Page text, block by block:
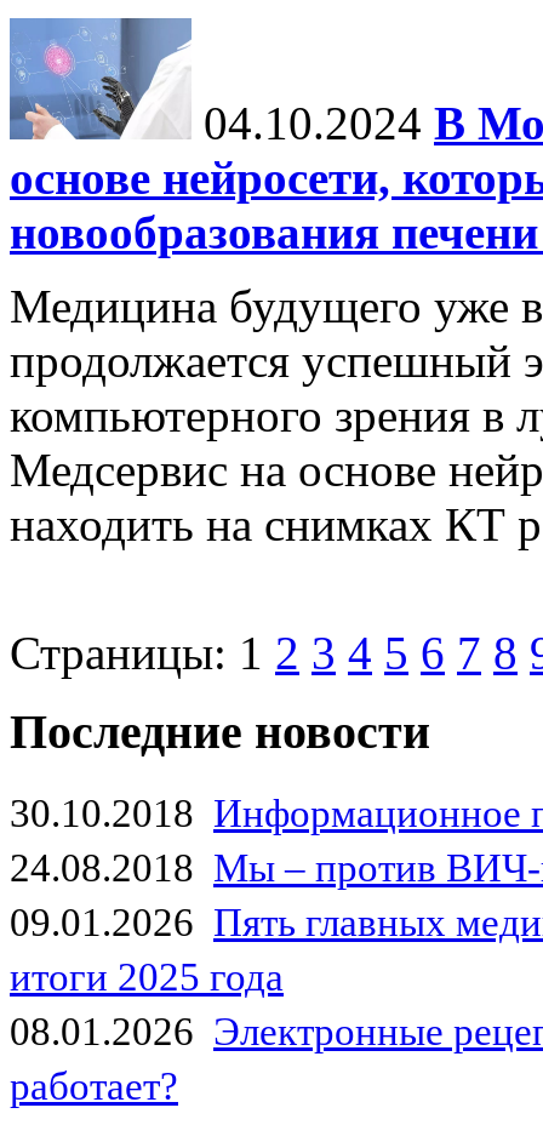
04.10.2024 В
основе нейросети,
новообразования
Медицина будущего уже
продолжается успешный
компьютерного зрения в
Медсервис на основе
находить на снимках КТ
Страницы: 1 2 3 4 5 6 7 8
Последние новости
30.10.2018 Информационное
24.08.2018 Мы – против
09.01.2026 Пять главных
итоги 2025 года
08.01.2026 Электронные
работает?